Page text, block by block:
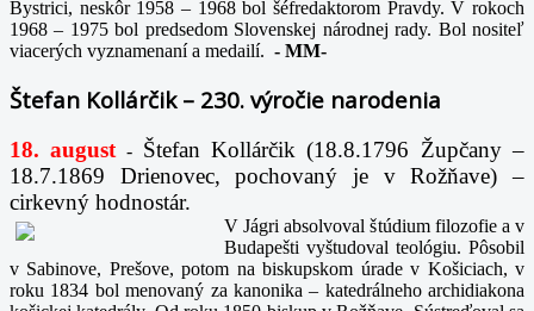
Bystrici, neskôr 1958 – 1968 bol šéfredaktorom Pravdy. V rokoch
1968 – 1975 bol predsedom Slovenskej národnej rady. Bol nositeľ
viacerých vyznamenaní a medailí. - MM-
Štefan Kollárčik – 230. výročie narodenia
18. august -
Štefan Kollárčik (18.8.1796 Župčany –
18.7.1869 Drienovec, pochovaný je v Rožňave) –
cirkevný hodnostár.
V Jágri absolvoval štúdium filozofie a v
Budapešti vyštudoval teológiu. Pôsobil
v Sabinove, Prešove, potom na biskupskom úrade v Košiciach, v
roku 1834 bol menovaný za kanonika – katedrálneho archidiakona